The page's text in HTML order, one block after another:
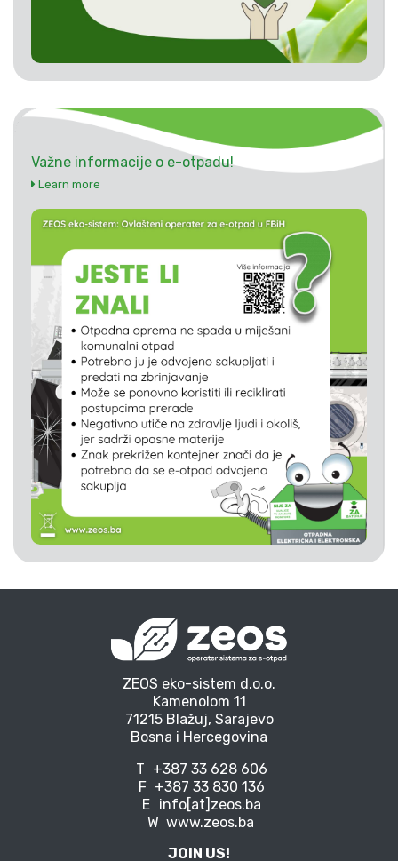
Važne informacije o e-otpadu!
Learn more
ZEOS eko-sistem d.o.o.
Kamenolom 11
71215 Blažuj, Sarajevo
Bosna i Hercegovina
T +387 33 628 606
F +387 33 830 136
E info[at]zeos.ba
W www.zeos.ba
JOIN US!